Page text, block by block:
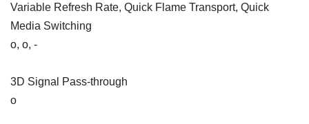
Variable Refresh Rate, Quick Flame Transport, Quick
Media Switching
o, o, -
3D Signal Pass-through
o